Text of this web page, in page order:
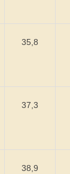
35,8
37,3
38,9